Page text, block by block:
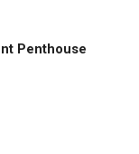
Penthouse